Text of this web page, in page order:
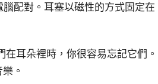
配對。耳塞以磁性的方式固定在
耳朵裡時，你很容易忘記它們。
。